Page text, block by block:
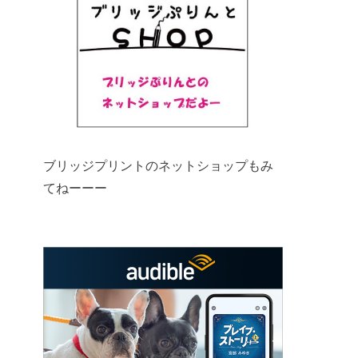
ブリッジプリントのネットショップもみ
てねーーー